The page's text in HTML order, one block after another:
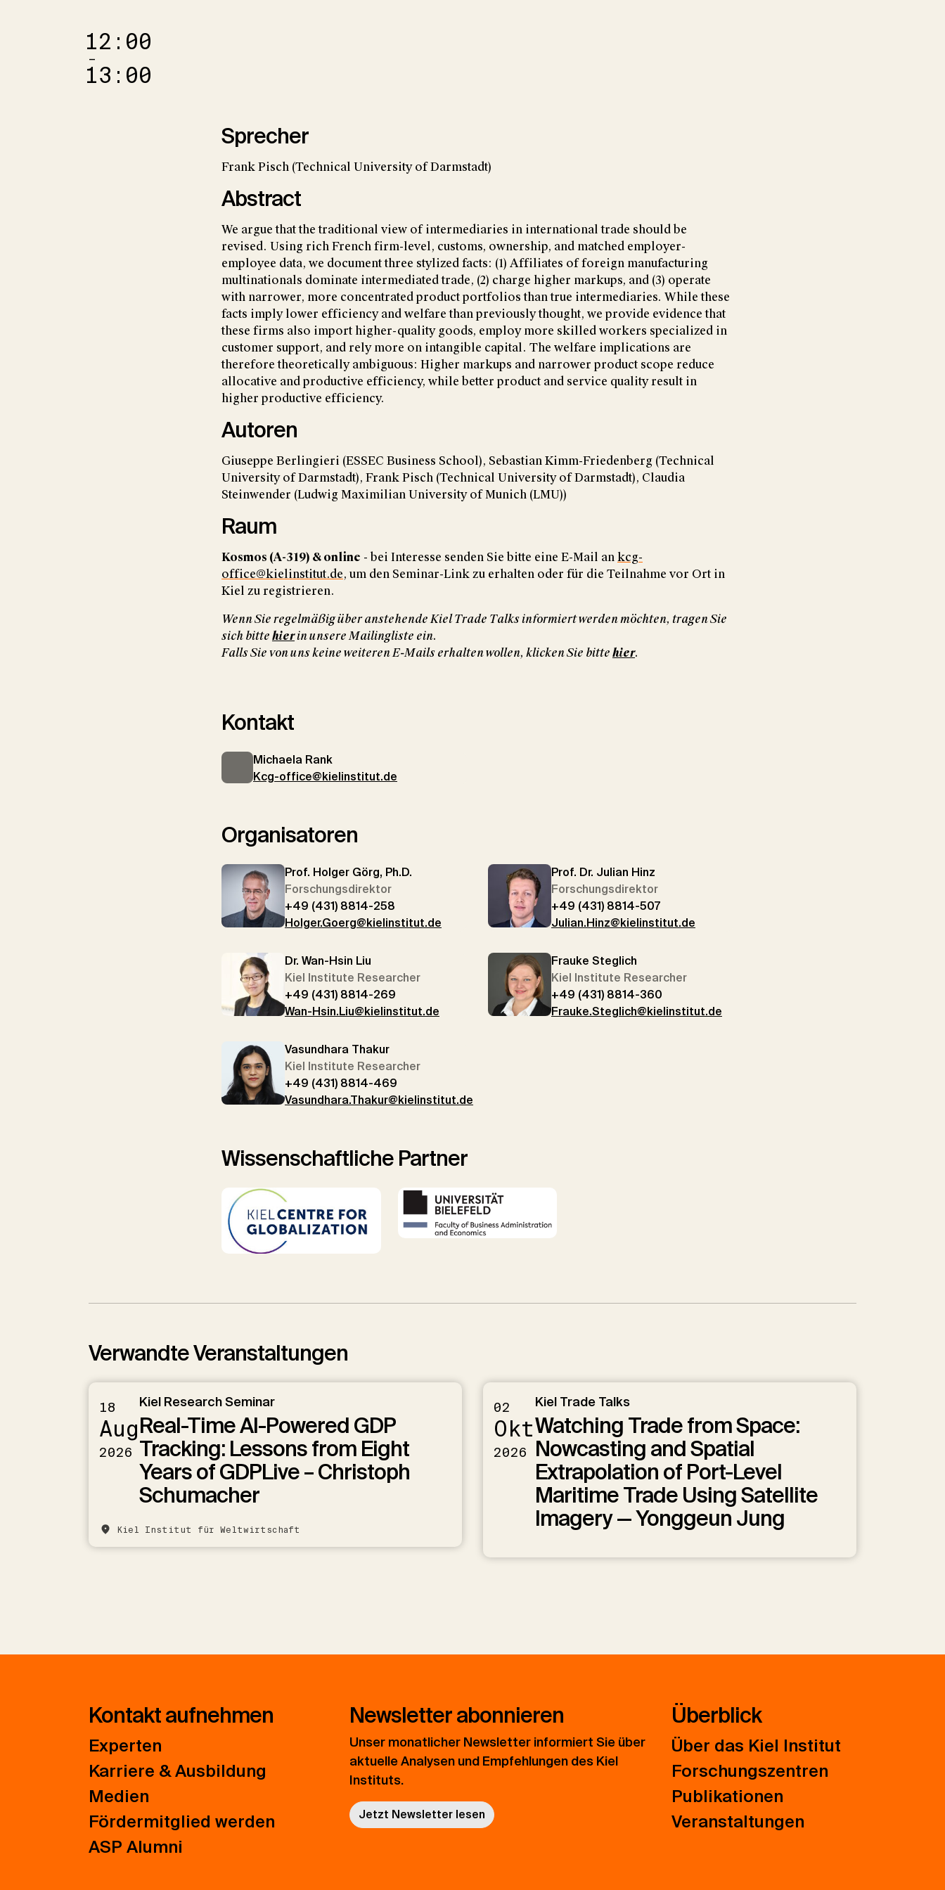
12:00
–
13:00
Sprecher
Frank Pisch (Technical University of Darmstadt)
Abstract
We argue that the traditional view of intermediaries in international trade should be
revised. Using rich French firm-level, customs, ownership, and matched employer-
employee data, we document three stylized facts: (1) Affiliates of foreign manufacturing
multinationals dominate intermediated trade, (2) charge higher markups, and (3) operate
with narrower, more concentrated product portfolios than true intermediaries. While these
facts imply lower efficiency and welfare than previously thought, we provide evidence that
these firms also import higher-quality goods, employ more skilled workers specialized in
customer support, and rely more on intangible capital. The welfare implications are
therefore theoretically ambiguous: Higher markups and narrower product scope reduce
allocative and productive efficiency, while better product and service quality result in
higher productive efficiency.
Autoren
Giuseppe Berlingieri (ESSEC Business School), Sebastian Kimm-Friedenberg (Technical
University of Darmstadt), Frank Pisch (Technical University of Darmstadt), Claudia
Steinwender (Ludwig Maximilian University of Munich (LMU))
Raum
Kosmos (A-319) & online - bei Interesse senden Sie bitte eine E-Mail ankcg-
office@kielinstitut.de, um den Seminar-Link zu erhalten oder für die Teilnahme vor Ort in
Kiel zu registrieren.
Wenn Sie regelmäßig über anstehende Kiel Trade Talks informiert werden möchten, tragen Sie
sich bittehierin unsere Mailingliste ein.
Falls Sie von uns keine weiteren E-Mails erhalten wollen, klicken Sie bittehier.
Kontakt
Michaela Rank
Kcg-office@kielinstitut.de
Organisatoren
Prof. Holger Görg, Ph.D.
Forschungsdirektor
+49 (431) 8814-258
Holger.Goerg@kielinstitut.de
Prof. Dr. Julian Hinz
Forschungsdirektor
+49 (431) 8814-507
Julian.Hinz@kielinstitut.de
Dr. Wan-Hsin Liu
Kiel Institute Researcher
+49 (431) 8814-269
Wan-Hsin.Liu@kielinstitut.de
Frauke Steglich
Kiel Institute Researcher
+49 (431) 8814-360
Frauke.Steglich@kielinstitut.de
Vasundhara Thakur
Kiel Institute Researcher
+49 (431) 8814-469
Vasundhara.Thakur@kielinstitut.de
Wissenschaftliche Partner
Verwandte Veranstaltungen
18
Aug
2026
Kiel Research Seminar
Real-Time AI-Powered GDP
Tracking: Lessons from Eight
Years of GDPLive – Christoph
Schumacher
Kiel Institut für Weltwirtschaft
02
Okt
2026
Kiel Trade Talks
Watching Trade from Space:
Nowcasting and Spatial
Extrapolation of Port-Level
Maritime Trade Using Satellite
Imagery — Yonggeun Jung
Kontakt aufnehmen
Experten
Karriere & Ausbildung
Medien
Fördermitglied werden
ASP Alumni
Newsletter abonnieren
Unser monatlicher Newsletter informiert Sie über
aktuelle Analysen und Empfehlungen des Kiel
Instituts.
Jetzt Newsletter lesen
Überblick
Über das Kiel Institut
Forschungszentren
Publikationen
Veranstaltungen